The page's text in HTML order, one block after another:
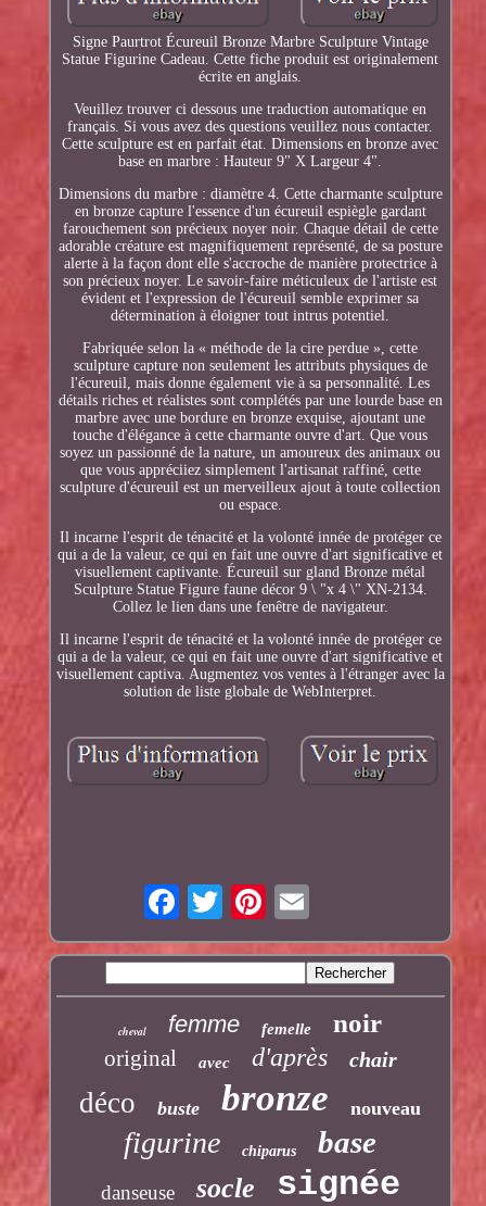
Signe Paurtrot Écureuil Bronze Marbre Sculpture Vintage
Statue Figurine Cadeau. Cette fiche produit est originalement
écrite en anglais.
Veuillez trouver ci dessous une traduction automatique en
français. Si vous avez des questions veuillez nous contacter.
Cette sculpture est en parfait état. Dimensions en bronze avec
base en marbre : Hauteur 9" X Largeur 4".
Dimensions du marbre : diamètre 4. Cette charmante sculpture
en bronze capture l'essence d'un écureuil espiègle gardant
farouchement son précieux noyer noir. Chaque détail de cette
adorable créature est magnifiquement représenté, de sa posture
alerte à la façon dont elle s'accroche de manière protectrice à
son précieux noyer. Le savoir-faire méticuleux de l'artiste est
évident et l'expression de l'écureuil semble exprimer sa
détermination à éloigner tout intrus potentiel.
Fabriquée selon la « méthode de la cire perdue », cette
sculpture capture non seulement les attributs physiques de
l'écureuil, mais donne également vie à sa personnalité. Les
détails riches et réalistes sont complétés par une lourde base en
marbre avec une bordure en bronze exquise, ajoutant une
touche d'élégance à cette charmante ouvre d'art. Que vous
soyez un passionné de la nature, un amoureux des animaux ou
que vous appréciiez simplement l'artisanat raffiné, cette
sculpture d'écureuil est un merveilleux ajout à toute collection
ou espace.
Il incarne l'esprit de ténacité et la volonté innée de protéger ce
qui a de la valeur, ce qui en fait une ouvre d'art significative et
visuellement captivante. Écureuil sur gland Bronze métal
Sculpture Statue Figure faune décor 9 \ "x 4 \" XN-2134.
Collez le lien dans une fenêtre de navigateur.
Il incarne l'esprit de ténacité et la volonté innée de protéger ce
qui a de la valeur, ce qui en fait une ouvre d'art significative et
visuellement captiva. Augmentez vos ventes à l'étranger avec la
solution de liste globale de WebInterpret.
cheval femme femelle noir
original avec d'après chair
déco buste bronze nouveau
figurine chiparus base
danseuse socle signée